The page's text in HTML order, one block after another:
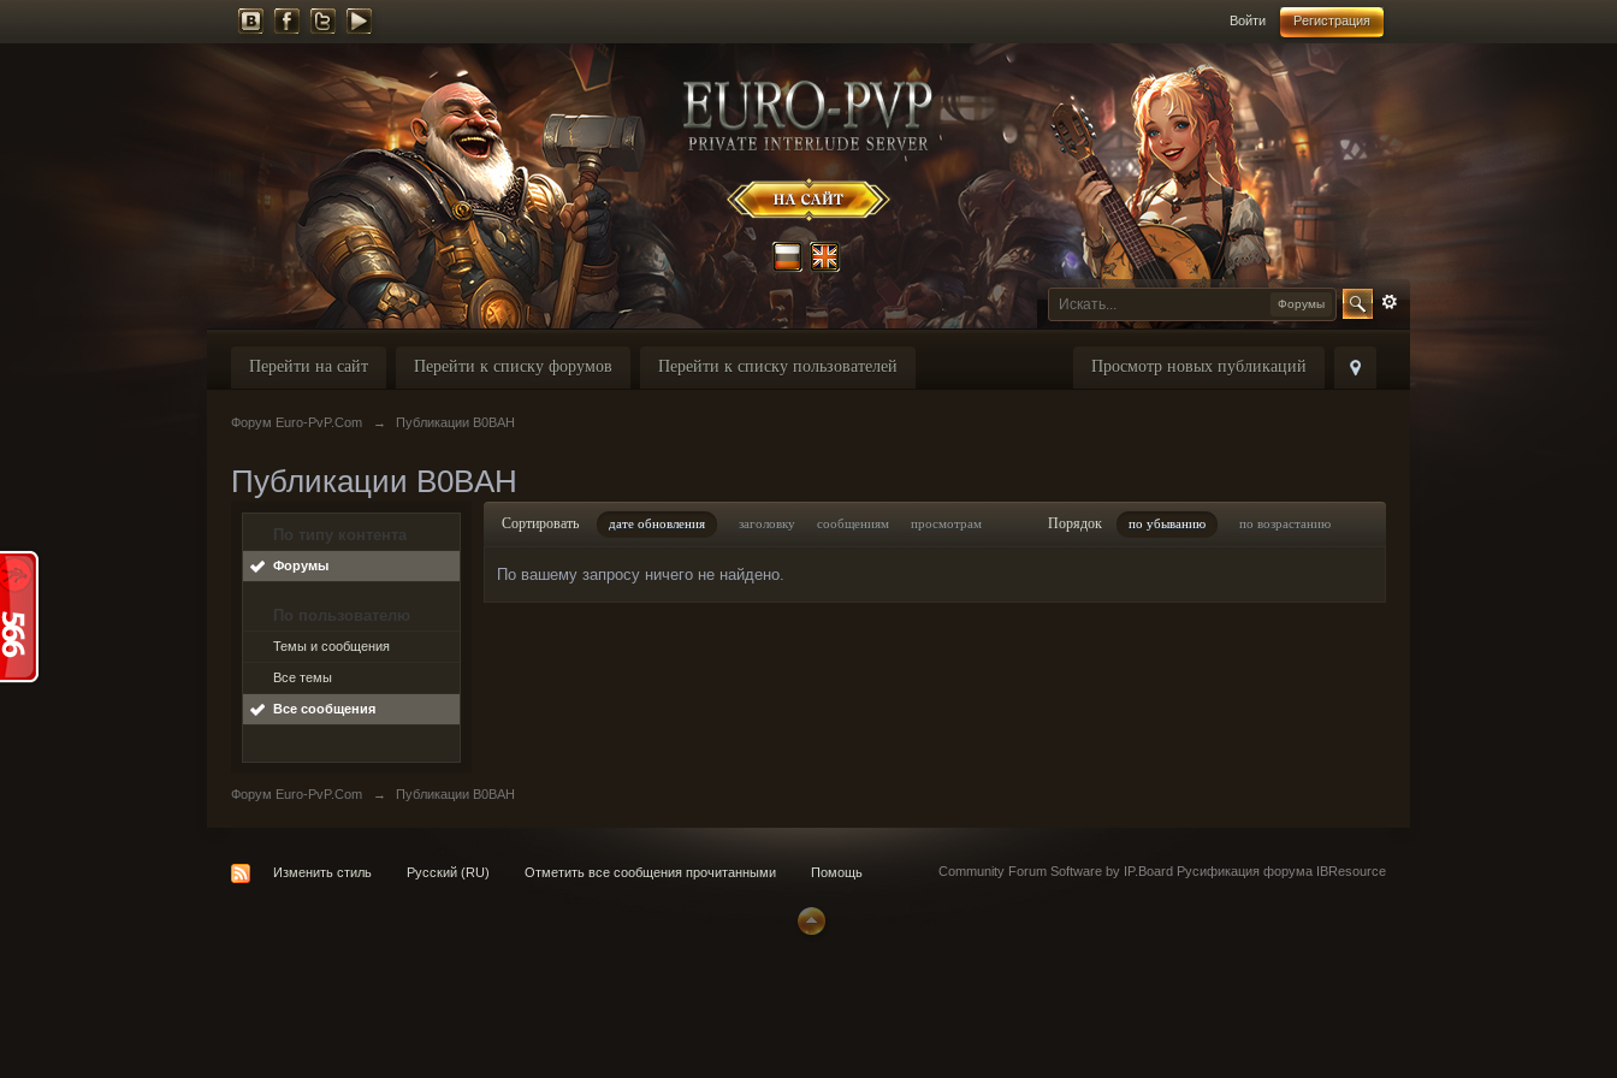
Войти Регистрация
Форумы
Просмотр новых публикаций
Перейти на сайт Перейти к списку форумов Перейти к списку пользователей
Форум Euro-PvP.Com → Публикации B0BAH
Публикации B0BAH
По типу контента
Форумы
По пользователю
Темы и сообщения
Все темы
Все сообщения
Сортировать дате обновления заголовку сообщениям просмотрам Порядок по убыванию по возрастанию
По вашему запросу ничего не найдено.
Форум Euro-PvP.Com → Публикации B0BAH
Изменить стиль Русский (RU) Отметить все сообщения прочитанными Помощь Community Forum Software by IP.Board Русификация форума IBResource